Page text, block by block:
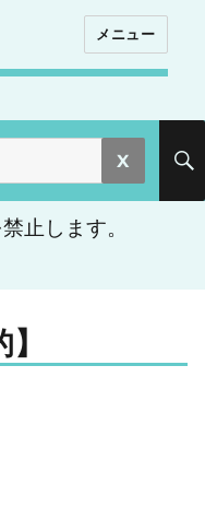
メニュー
止します。